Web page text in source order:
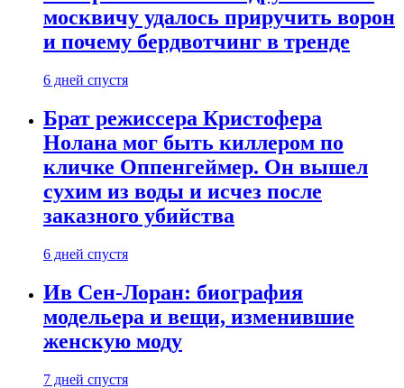
москвичу удалось приручить ворон
и почему бердвотчинг в тренде
6 дней спустя
Брат режиссера Кристофера
Нолана мог быть киллером по
кличке Оппенгеймер. Он вышел
сухим из воды и исчез после
заказного убийства
6 дней спустя
Ив Сен-Лоран: биография
модельера и вещи, изменившие
женскую моду
7 дней спустя